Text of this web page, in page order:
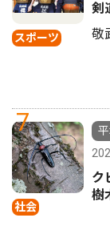
スポーツ
剣
敬
7
社会
ク
樹